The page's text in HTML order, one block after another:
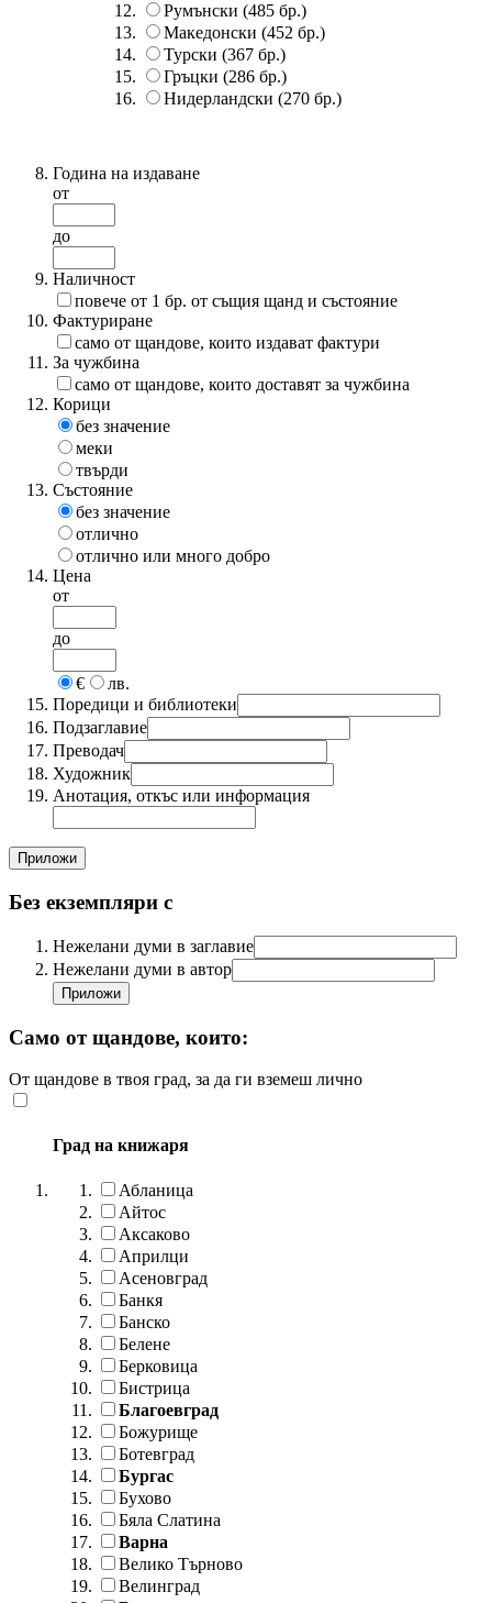
Румънски (485 бр.)
Македонски (452 бр.)
Турски (367 бр.)
Гръцки (286 бр.)
Нидерландски (270 бр.)
Година на издаване
от
до
Наличност
повече от 1 бр. от същия щанд и състояние
Фактуриране
само от щандове, които издават фактури
За чужбина
само от щандове, които доставят за чужбина
Корици
без значение
меки
твърди
Състояние
без значение
отлично
отлично или много добро
Цена
от
до
€
лв.
Поредици и библиотеки
Подзаглавие
Преводач
Художник
Анотация, откъс или информация
Без екземпляри с
Нежелани думи в заглавие
Нежелани думи в автор
Само от щандове, които:
От щандове в твоя град, за да ги вземеш лично
Град на книжаря
Абланица
Айтос
Аксаково
Априлци
Асеновград
Банкя
Банско
Белене
Берковица
Бистрица
Благоевград
Божурище
Ботевград
Бургас
Бухово
Бяла Слатина
Варна
Велико Търново
Велинград